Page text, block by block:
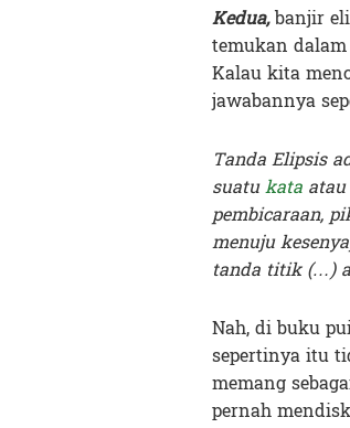
Kedua,banjir
temukan
Kalau kita
jawabannya
Tanda Elipsis
suatukata atau
pembicaraan,
menuju
tanda titik (…)
Nah, di buku
sepertinya itu
memang
pernah